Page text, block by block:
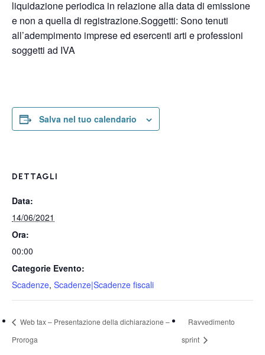
liquidazione periodica in relazione alla data di emissione
e non a quella di registrazione.Soggetti: Sono tenuti
all’adempimento imprese ed esercenti arti e professioni
soggetti ad IVA
Salva nel tuo calendario
DETTAGLI
Data:
14/06/2021
Ora:
00:00
Categorie Evento:
Scadenze, Scadenze|Scadenze fiscali
Web tax – Presentazione della dichiarazione –
Proroga
Ravvedimento
sprint